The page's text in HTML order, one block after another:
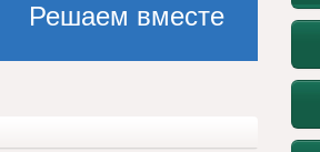
Решаем вместе